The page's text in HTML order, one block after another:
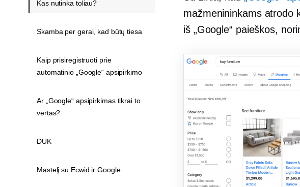
mažmenininkams atrodo
iš „Google“ paieškos,
Kas nutinka toliau?
Skamba per gerai, kad būtų tiesa
Kaip prisiregistruoti prie
automatinio „Google“ apsipirkimo
Ar „Google“ apsipirkimas tikrai to
vertas?
DUK
Mastelį su Ecwid ir Google